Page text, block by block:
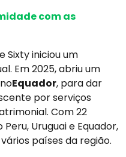
com as
Sixty iniciou um
Em 2025, abriu um
Equador, para dar
por serviços
Com 22
Uruguai e Equador,
países da região.